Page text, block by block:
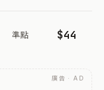
準點 $44
廣告 · AD